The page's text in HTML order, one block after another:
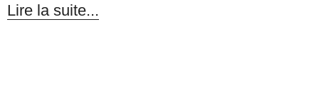
Lire la suite...